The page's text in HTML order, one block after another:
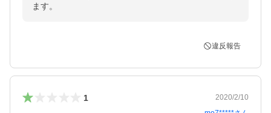
ます。
違反報告
1
2020/2/10